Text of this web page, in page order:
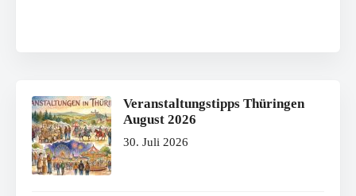
Veranstaltungstipps Thüringen
August 2026
30. Juli 2026